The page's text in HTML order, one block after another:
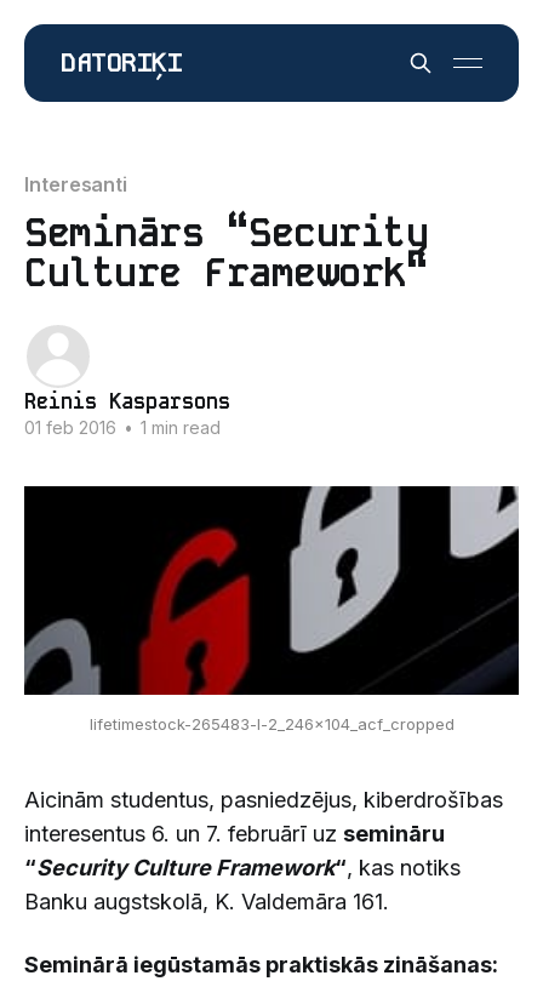
DATORIĶI
Interesanti
Seminārs “Security
Culture Framework“
Reinis Kasparsons
01 feb 2016 • 1 min read
lifetimestock-265483-l-2_246x104_acf_cropped
Aicinām studentus, pasniedzējus, kiberdrošības
interesentus 6. un 7. februārī uz semināru
“Security Culture Framework“, kas notiks
Banku augstskolā, K. Valdemāra 161.
Seminārā iegūstamās praktiskās zināšanas: